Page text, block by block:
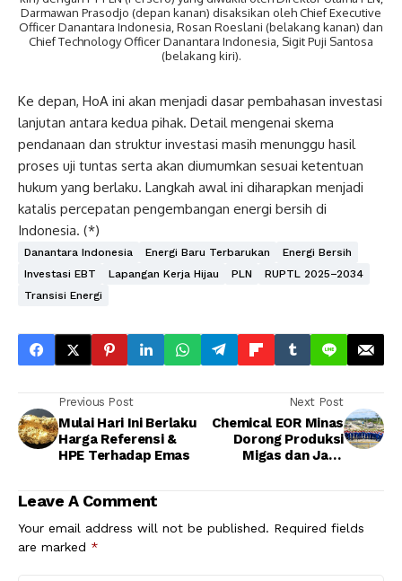
Darmawan Prasodjo (depan kanan) disaksikan oleh Chief Executive
Officer Danantara Indonesia, Rosan Roeslani (belakang kanan) dan
Chief Technology Officer Danantara Indonesia, Sigit Puji Santosa
(belakang kiri).
Ke depan, HoA ini akan menjadi dasar pembahasan investasi
lanjutan antara kedua pihak. Detail mengenai skema
pendanaan dan struktur investasi masih menunggu hasil
proses uji tuntas serta akan diumumkan sesuai ketentuan
hukum yang berlaku. Langkah awal ini diharapkan menjadi
katalis percepatan pengembangan energi bersih di
Indonesia. (*)
Danantara Indonesia Energi Baru Terbarukan
Energi Bersih
Investasi EBT
Lapangan Kerja Hijau PLN
RUPTL 2025–2034
Transisi Energi
Previous Post
Mulai Hari Ini Berlaku
Harga Referensi &
HPE Terhadap Emas
Next Post
Chemical EOR Minas
Dorong Produksi
Migas dan Jaga
Leave A Comment
Your email address will not be published. Required fields
are marked *